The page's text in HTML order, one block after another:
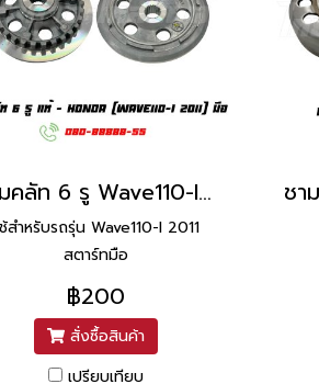
ชามคลัท 6 รู Wave110-I 2011 สตาร์ทมือ แท้ศูนย์ ยี่ห้อ Honda
สำหรับรถรุ่น Wave110-I 2011
สตาร์ทมือ
฿200
สั่งซื้อสินค้า
เปรียบเทียบ